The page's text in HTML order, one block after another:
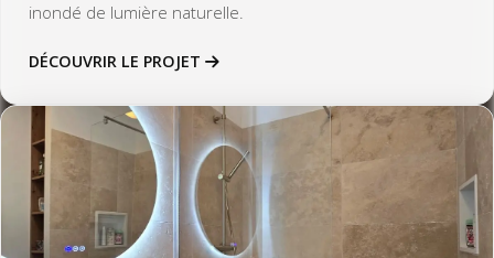
inondé de lumière naturelle.
DÉCOUVRIR LE PROJET